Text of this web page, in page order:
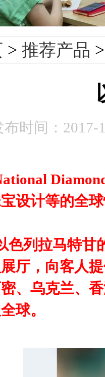
> 推荐产品
布时间： 2017-
设计等的全
列拉马特甘
厅，向客人
、乌克兰、
球。